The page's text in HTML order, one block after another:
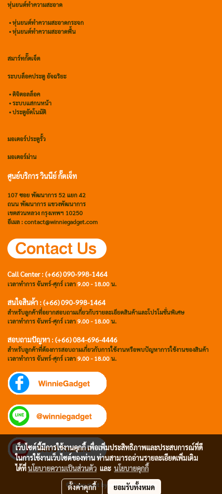
หุ่นยนต์ทำความสะอาด
•หุ่นยนต์ทำความสะอาดกระจก
•หุ่นยนต์ทำความสะอาดพื้น
สมาร์ทกั๊ตเจ็ต
ระบบล็อคประตู อัจฉริยะ
•ดิจิตอลล็อค
• ระบบแสกนหน้า
• ประตูอัตโนมัติ
มอเตอร์ประตูรั้ว
มอเตอร์ม่าน
ศูนย์บริการ วินนีย์ กั๊ตเจ็ท
107 ซอย พัฒนาการ 52 แยก 42
ถนน พัฒนาการ แขวงพัฒนาการ
เขตสวนหลวง กรุงเทพฯ 10250
อีเมล : contact@winniegadget.com
Call Center : (+66) 090-998-1464
เวลาทำการ จันทร์-ศุกร์ เวลา9.00 - 18.00น.
สนใจสินค้า : (+66) 090-998-1464
สำหรับลูกค้าที่อยากสอบถามเกี่ยวกับรายละเอียดสินค้าและโปรโมชั่นพิเศษ
เวลาทำการ จันทร์-ศุกร์ เวลา9.00 - 18.00น.
สอบถามปัญหา : (+66)084-696-4446
สำหรับลูกค้าที่ต้องการสอบถามเกี่ยวกับการใช้งานหรือพบปัญหาการใช้งานของสินค้า
เวลาทำการ จันทร์-ศุกร์ เวลา9.00 - 18.00น.
© Copy right by winniegadget.com
เว็บไซต์นี้มีการใช้งานคุกกี้ เพื่อเพิ่มประสิทธิภาพและประสบการณ์ที่ดี
ในการใช้งานเว็บไซต์ของท่าน ท่านสามารถอ่านรายละเอียดเพิ่มเติม
ได้ที่นโยบายความเป็นส่วนตัว และ นโยบายคุกกี้
ตั้งค่าคุกกี้ ยอมรับทั้งหมด